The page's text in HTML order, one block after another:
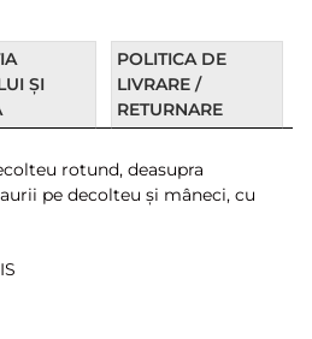
ȘI
POLITICA DE
LIVRARE /
RETURNARE
rotund, deasupra
pe decolteu și mâneci, cu